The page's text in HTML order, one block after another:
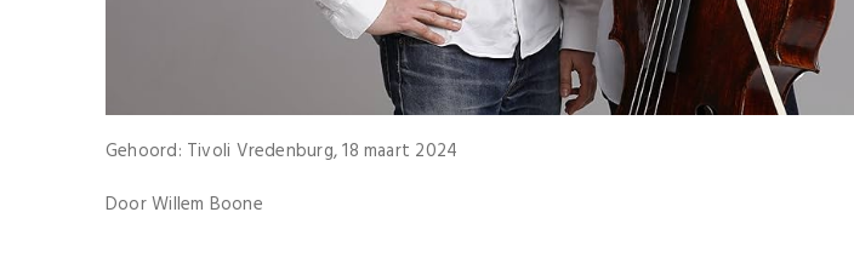
Gehoord: Tivoli Vredenburg, 18 maart 2024
Door Willem Boone